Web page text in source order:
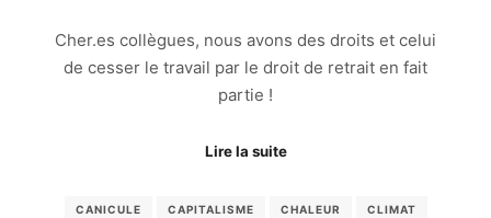
Cher.es collègues, nous avons des droits et celui
de cesser le travail par le droit de retrait en fait
partie !
Lire la suite
CANICULE CAPITALISME CHALEUR CLIMAT